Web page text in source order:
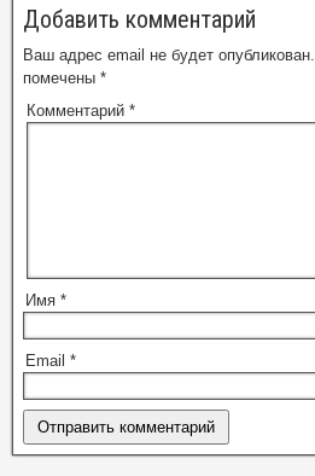
Добавить комментарий
Ваш адрес email не будет опубликован.
помечены *
Комментарий *
Имя *
Email *